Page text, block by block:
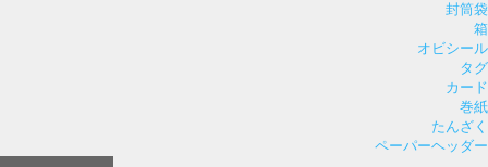
封筒袋
箱
オビシール
タグ
カード
巻紙
たんざく
ペーパーヘッダー